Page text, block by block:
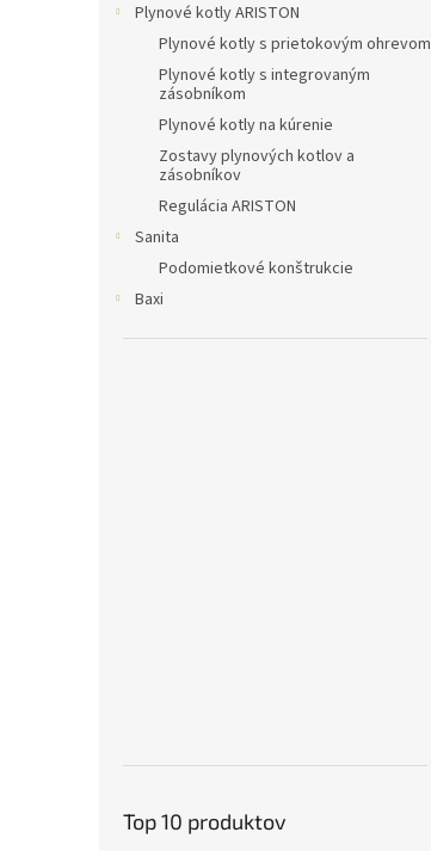
Plynové kotly ARISTON
Plynové kotly s prietokovým ohrevom
Plynové kotly s integrovaným
zásobníkom
Plynové kotly na kúrenie
Zostavy plynových kotlov a
zásobníkov
Regulácia ARISTON
Sanita
Podomietkové konštrukcie
Baxi
Top 10 produktov